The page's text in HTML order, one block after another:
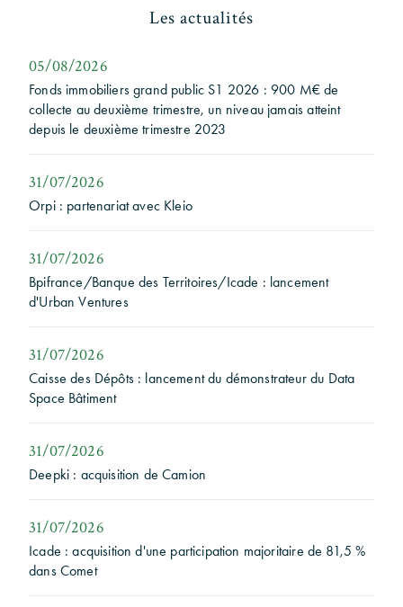
Les actualités
05/08/2026
Fonds immobiliers grand public S1 2026 : 900 M€ de
collecte au deuxième trimestre, un niveau jamais atteint
depuis le deuxième trimestre 2023
31/07/2026
Orpi : partenariat avec Kleio
31/07/2026
Bpifrance/Banque des Territoires/Icade : lancement
d'Urban Ventures
31/07/2026
Caisse des Dépôts : lancement du démonstrateur du Data
Space Bâtiment
31/07/2026
Deepki : acquisition de Camion
31/07/2026
Icade : acquisition d'une participation majoritaire de 81,5 %
dans Comet